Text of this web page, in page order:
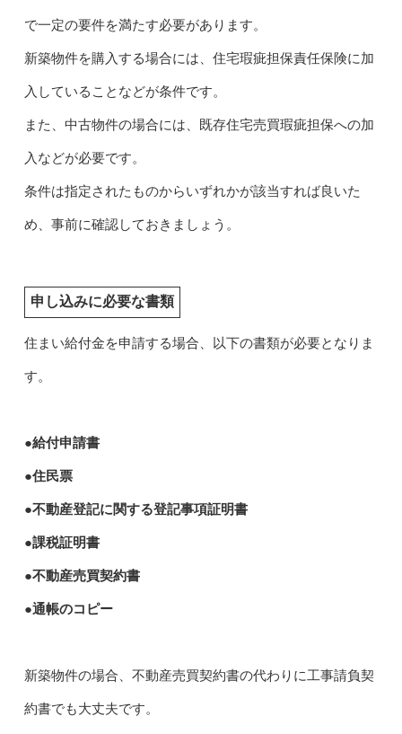
で一定の要件を満たす必要があります。
新築物件を購入する場合には、住宅瑕疵担保責任保険に加
入していることなどが条件です。
また、中古物件の場合には、既存住宅売買瑕疵担保への加
入などが必要です。
条件は指定されたものからいずれかが該当すれば良いた
め、事前に確認しておきましょう。
申し込みに必要な書類
住まい給付金を申請する場合、以下の書類が必要となりま
す。
●給付申請書
●住民票
●不動産登記に関する登記事項証明書
●課税証明書
●不動産売買契約書
●通帳のコピー
新築物件の場合、不動産売買契約書の代わりに工事請負契
約書でも大丈夫です。